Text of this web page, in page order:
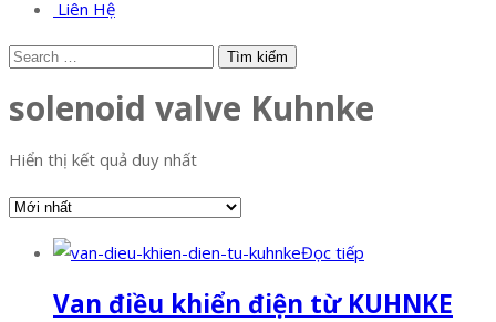
Liên Hệ
solenoid valve Kuhnke
Hiển thị kết quả duy nhất
Đọc tiếp
Van điều khiển điện từ KUHNKE